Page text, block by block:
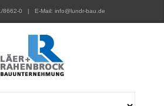
8662-0 | E-Mail: info@lundr-bau.de